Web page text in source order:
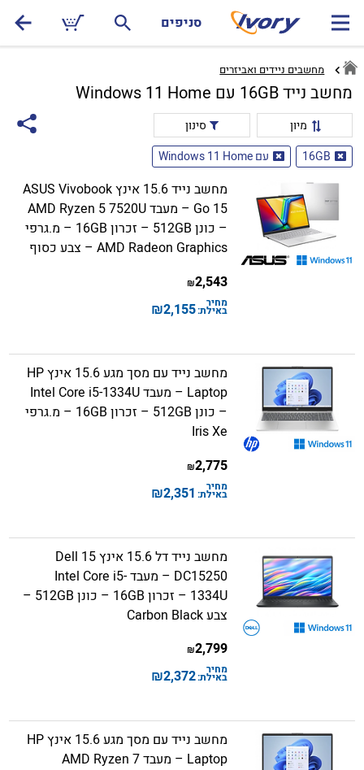
סניפים
מחשבים ניידים ואביזרים
מחשב נייד 16GB עם Windows 11 Home
מיון
סינון
16GB
עם Windows 11 Home
מחשב נייד 15.6 אינץ ASUS Vivobook
Go 15 – מעבד AMD Ryzen 5 7520U
– כונן 512GB – זכרון 16GB – מ.גרפי
AMD Radeon Graphics – צבע כסוף
2,543
₪
מחיר
באילת:2,155
₪
מחשב נייד עם מסך מגע 15.6 אינץ HP
Laptop – מעבד Intel Core i5-1334U
– כונן 512GB – זכרון 16GB – מ.גרפי
Iris Xe
2,775
₪
מחיר
באילת: 2,351
₪
מחשב נייד דל 15.6 אינץ Dell 15
DC15250 – מעבד Intel Core i5-
1334U – זכרון 16GB – כונן 512GB –
צבע Carbon Black
2,799
₪
מחיר
באילת:2,372
₪
מחשב נייד עם מסך מגע 15.6 אינץ HP
Laptop – מעבד AMD Ryzen 7